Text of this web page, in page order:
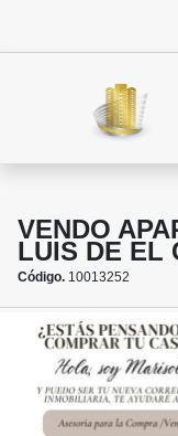
VENDO
LUIS DE EL
Código. 10013252